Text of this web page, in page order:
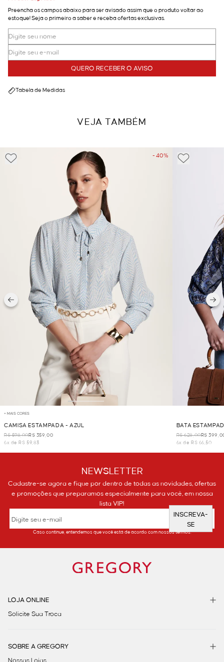
Preencha os campos abaixo para ser avisado assim que o produto voltar ao
estoque! Seja o primeiro a saber e receba ofertas exclusivas.
QUERO RECEBER O AVISO
Tabela de Medidas
VEJA TAMBÉM
- 40%
+ MAIS CORES
CAMISA ESTAMPADA - AZUL
R$ 598,00R$ 359,00
6x de R$ 59,83
BATA
R$ 628,00R$
6x de R$ 66,50
NEWSLETTER
Cadastre-se agora e fique por dentro de todas as novidades, ofertas
e promoções que preparamos especialmente para você, em nossa
lista VIP!
INSCREVA-
SE
Caso continue, entendemos que você está de acordo com nossos termos.
LOJA ONLINE
Solicite Sua Troca
SOBRE A GREGORY